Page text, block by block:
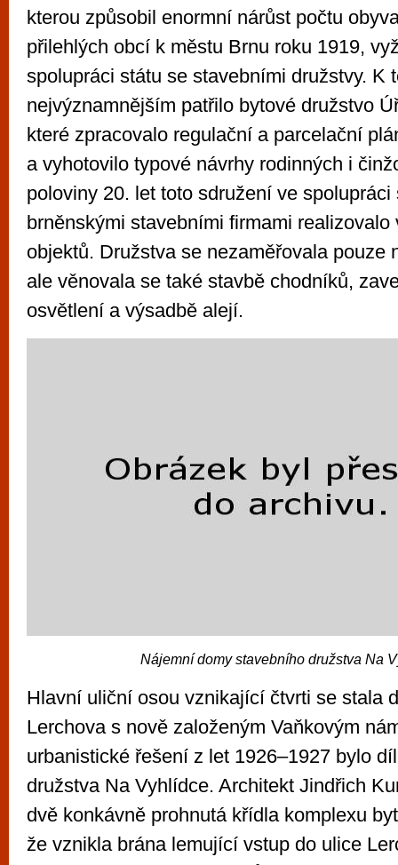
kterou způsobil enormní nárůst počtu
přilehlých obcí k městu Brnu roku 1919,
spolupráci státu se stavebními družstvy. K
nejvýznamnějším patřilo bytové družstvo
které zpracovalo regulační a parcelační
a vyhotovilo typové návrhy rodinných i
poloviny 20. let toto sdružení ve spolupráci
brněnskými stavebními firmami realizovalo
objektů. Družstva se nezaměřovala pouze
ale věnovala se také stavbě chodníků,
osvětlení a výsadbě alejí.
Nájemní domy stavebního družstva Na
Hlavní uliční osou vznikající čtvrti se stala
Lerchova s nově založeným Vaňkovým
urbanistické řešení z let 1926–1927 bylo
družstva Na Vyhlídce. Architekt Jindřich
dvě konkávně prohnutá křídla komplexu
že vznikla brána lemující vstup do ulice